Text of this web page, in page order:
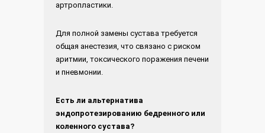
артропластики.
Для полной замены сустава требуется
общая анестезия, что связано с риском
аритмии, токсического поражения печени
и пневмонии.
Есть ли альтернатива
эндопротезированию бедренного или
коленного сустава?